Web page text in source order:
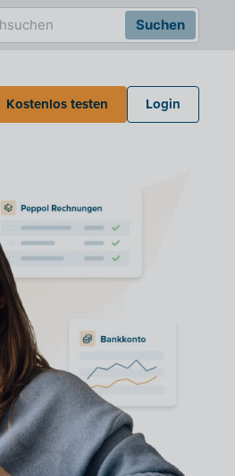
Suchen
Kostenlos testen Login